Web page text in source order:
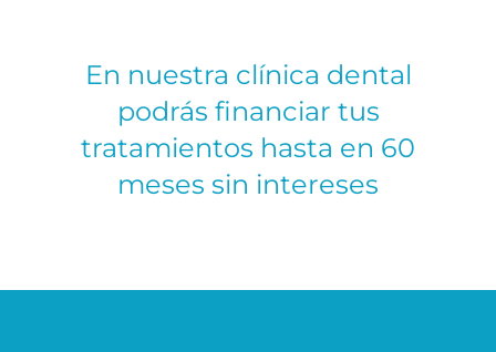
En nuestra clínica dental
podrás financiar tus
tratamientos hasta en 60
meses sin intereses